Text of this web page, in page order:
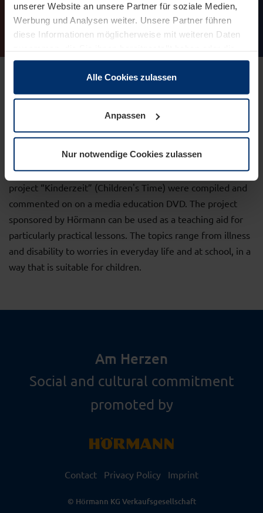
unserer Website an unsere Partner für soziale Medien,
Werbung und Analysen weiter. Unsere Partner führen
diese Informationen möglicherweise mit weiteren Daten
sie im Rahmen Ihrer Nutzung der Dienste gesammelt
Rechtlich können wir Cookies auf Ihrem Gerät speichern,
notwendig sind. Für alle anderen Cookie-Typen benötigen
wir Ihre Erlaubnis. Ihre Einwilligung können Sie jederzeit
in der Cookie-Erläuterung auf der Seite
widerrufen.
Alle Cookies zulassen
Anpassen
Nur notwendige Cookies zulassen
The eleven short films produced as part of the WDR
project “Kinderzeit” (Children's Time) were compiled and
commented on on a media education DVD. The project
sponsored by Hörmann can be used as a teaching aid for
particularly practical lessons. The topics range from illness
and disability to worries in everyday life and at school, in a
way that is suitable for children.
Am Herzen
Social and cultural commitment
promoted by
Contact Privacy Policy Imprint
© Hörmann KG Verkaufsgesellschaft